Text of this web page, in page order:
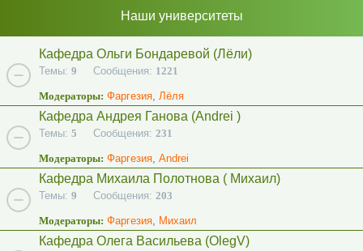
Наши университеты
Кафедра Ольги Бондаревой (Лёли)
Темы: 9 Сообщения: 1221
Модераторы: Фаргезия, Лёля
Кафедра Андрея Ганова (Andrei )
Темы: 5 Сообщения: 231
Модераторы: Фаргезия, Andrei
Кафедра Михаила Полотнова ( Михаил)
Темы: 9 Сообщения: 203
Модераторы: Фаргезия, Михаил
Кафедра Олега Васильева (OlegV)